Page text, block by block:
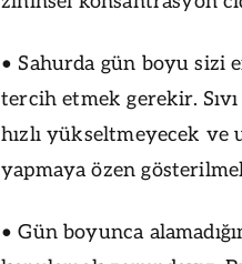
• Sahurda gün boyu sizi
tercih etmek gerekir.
hızlı yükseltmeyecek
yapmaya özen
• Gün boyunca